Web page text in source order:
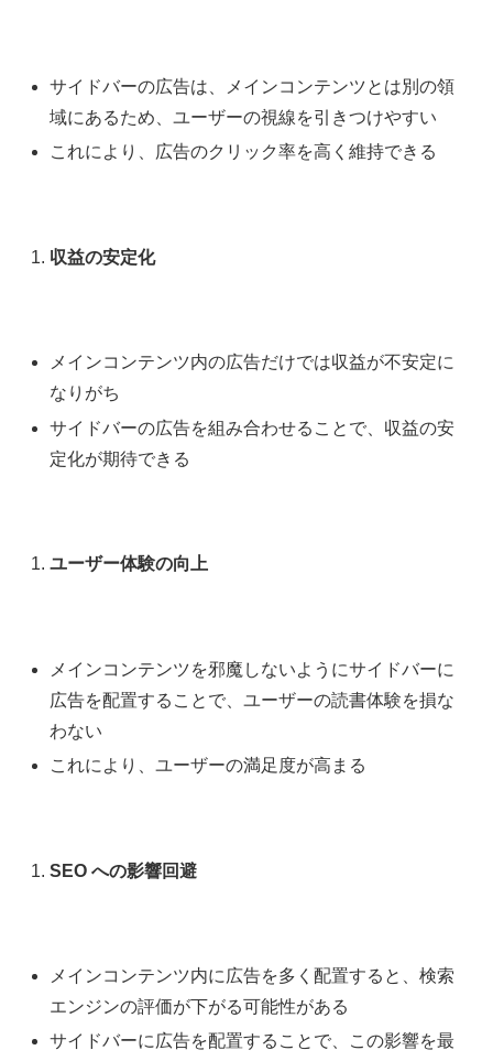
サイドバーの広告は、メインコンテンツとは別の領
域にあるため、ユーザーの視線を引きつけやすい
これにより、広告のクリック率を高く維持できる
収益の安定化
メインコンテンツ内の広告だけでは収益が不安定に
なりがち
サイドバーの広告を組み合わせることで、収益の安
定化が期待できる
ユーザー体験の向上
メインコンテンツを邪魔しないようにサイドバーに
広告を配置することで、ユーザーの読書体験を損な
わない
これにより、ユーザーの満足度が高まる
SEO への影響回避
メインコンテンツ内に広告を多く配置すると、検索
エンジンの評価が下がる可能性がある
サイドバーに広告を配置することで、この影響を最